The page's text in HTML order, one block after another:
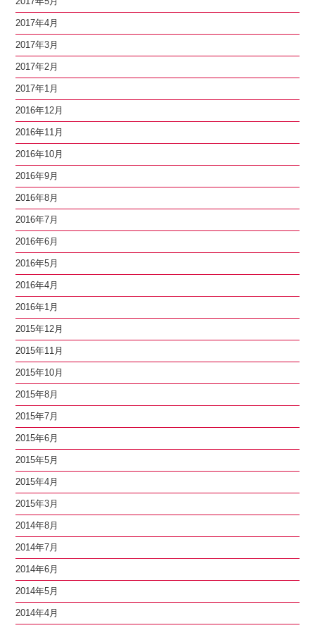
2017年4月
2017年3月
2017年2月
2017年1月
2016年12月
2016年11月
2016年10月
2016年9月
2016年8月
2016年7月
2016年6月
2016年5月
2016年4月
2016年1月
2015年12月
2015年11月
2015年10月
2015年8月
2015年7月
2015年6月
2015年5月
2015年4月
2015年3月
2014年8月
2014年7月
2014年6月
2014年5月
2014年4月